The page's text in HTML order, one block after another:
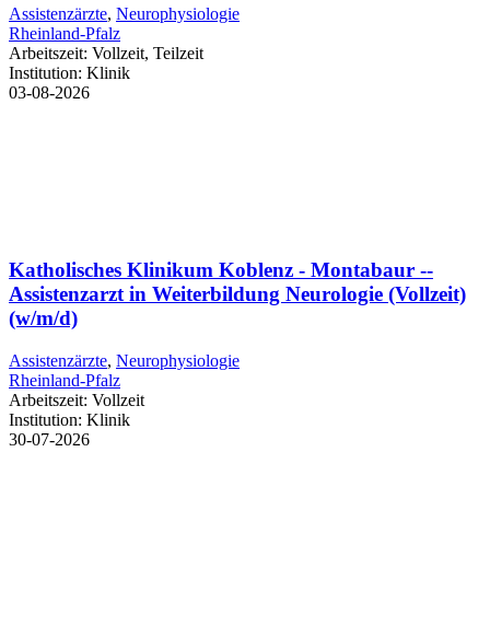
Assistenzärzte, Neurophysiologie
Rheinland-Pfalz
Arbeitszeit: Vollzeit, Teilzeit
Institution: Klinik
03-08-2026
Katholisches Klinikum Koblenz - Montabaur --
Assistenzarzt in Weiterbildung Neurologie (Vollzeit)
(w/m/d)
Assistenzärzte, Neurophysiologie
Rheinland-Pfalz
Arbeitszeit: Vollzeit
Institution: Klinik
30-07-2026